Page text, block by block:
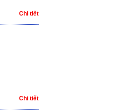
Chi tiết
Chi tiết